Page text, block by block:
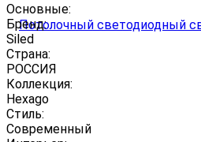
Основные:
Бренд:
Siled
Страна:
РОССИЯ
Коллекция:
Hexago
Стиль:
Современный